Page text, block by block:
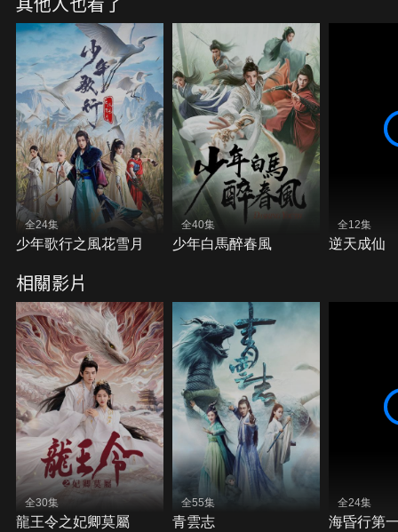
全24集
少年歌行之風花雪月
全40集
少年白馬醉春風
全12集
逆天成仙
相關影片
全30集
龍王令之妃卿莫屬
全55集
青雲志
全24集
海昏行第